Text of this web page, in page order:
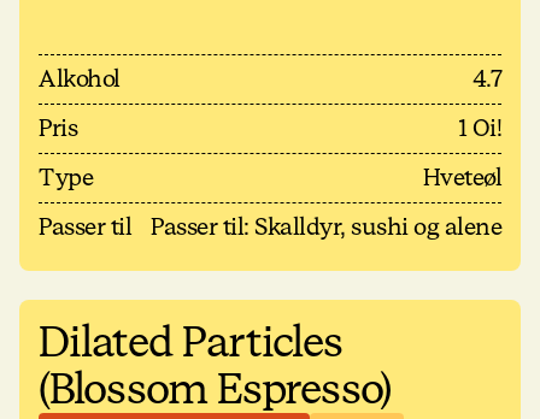
Alkohol
4.7
Pris
1 Oi!
Type
Hveteøl
Passer til Passer til: Skalldyr, sushi og alene
Dilated Particles
(Blossom Espresso)